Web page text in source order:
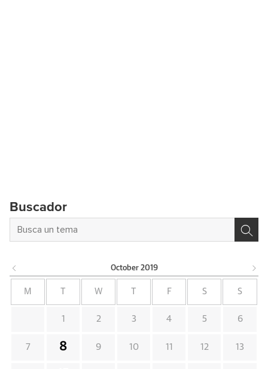
Buscador
October 2019
M W F S S
1 2 3 4 5 6
7 8 9 10 11 12 13